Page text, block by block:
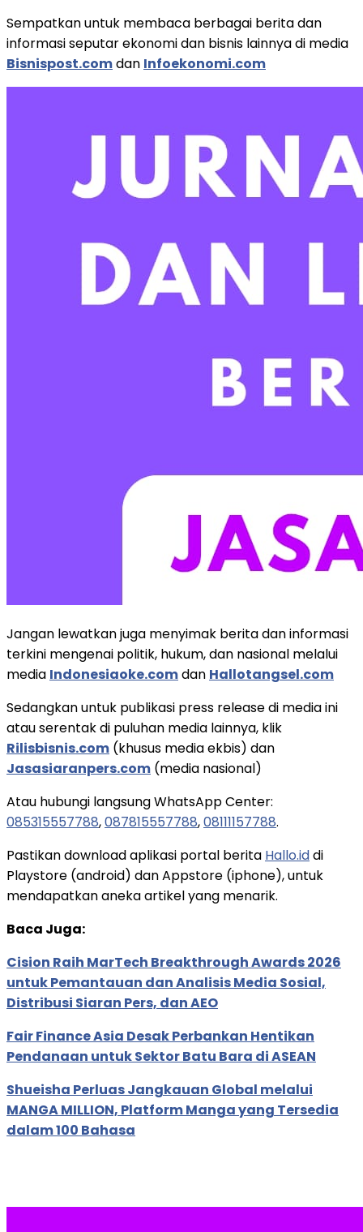
Sempatkan untuk membaca berbagai berita dan
informasi seputar ekonomi dan bisnis lainnya di media
Bisnispost.comdan Infoekonomi.com
Jangan lewatkan juga menyimak berita dan informasi
terkini mengenai politik, hukum, dan nasional melalui
media Indonesiaoke.comdan Hallotangsel.com
Sedangkan untuk publikasi press release di media ini
atau serentak di puluhan media lainnya, klik
Rilisbisnis.com (khusus media ekbis) dan
Jasasiaranpers.com (media nasional)
Atau hubungi langsung WhatsApp Center:
085315557788,087815557788,08111157788.
Pastikan download aplikasi portal berita Hallo.iddi
Playstore (android) dan Appstore (iphone), untuk
mendapatkan aneka artikel yang menarik.
Baca Juga:
Cision Raih MarTech Breakthrough Awards 2026
untuk Pemantauan dan Analisis Media Sosial,
Distribusi Siaran Pers, dan AEO
Fair Finance Asia Desak Perbankan Hentikan
Pendanaan untuk Sektor Batu Bara di ASEAN
Shueisha Perluas Jangkauan Global melalui
MANGA MILLION, Platform Manga yang Tersedia
dalam 100 Bahasa